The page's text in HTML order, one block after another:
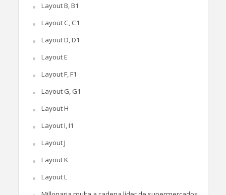
Layout B, B1
Layout C, C1
Layout D, D1
Layout E
Layout F, F1
Layout G, G1
Layout H
Layout I, I1
Layout J
Layout K
Layout L